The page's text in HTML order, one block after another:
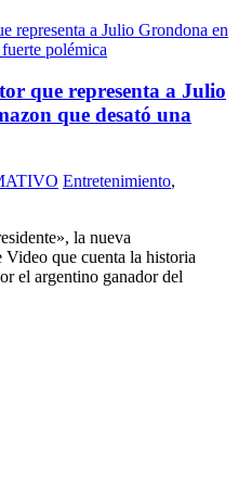
que representa a Julio
que desató una
Entretenimiento,
la nueva
que cuenta la historia
el argentino ganador del